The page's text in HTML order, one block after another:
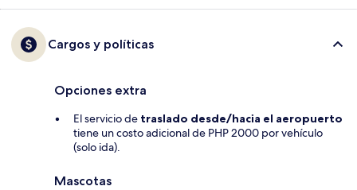
Cargos y políticas
Opciones extra
El servicio de traslado desde/hacia el aeropuerto
tiene un costo adicional de PHP 2000 por vehículo
(solo ida).
Mascotas